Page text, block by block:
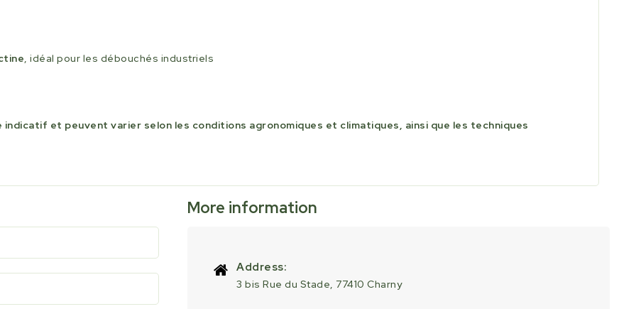
, idéal pour les débouchés industriels
et peuvent varier selon les conditions agronomiques et climatiques, ainsi que les techniques
More information
Address:
3 bis Rue du Stade, 77410 Charny